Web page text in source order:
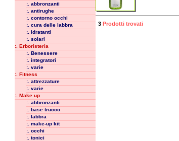
:. abbronzanti
:. antirughe
:. contorno occhi
:. cura delle labbra
:. idratanti
:. solari
:. Erboristeria
:. Benessere
:. integratori
:. varie
:. Fitness
:. attrezzature
:. varie
:. Make up
:. abbronzanti
:. base trucco
:. labbra
:. make-up kit
:. occhi
:. tonici
3 Prodotti trovati